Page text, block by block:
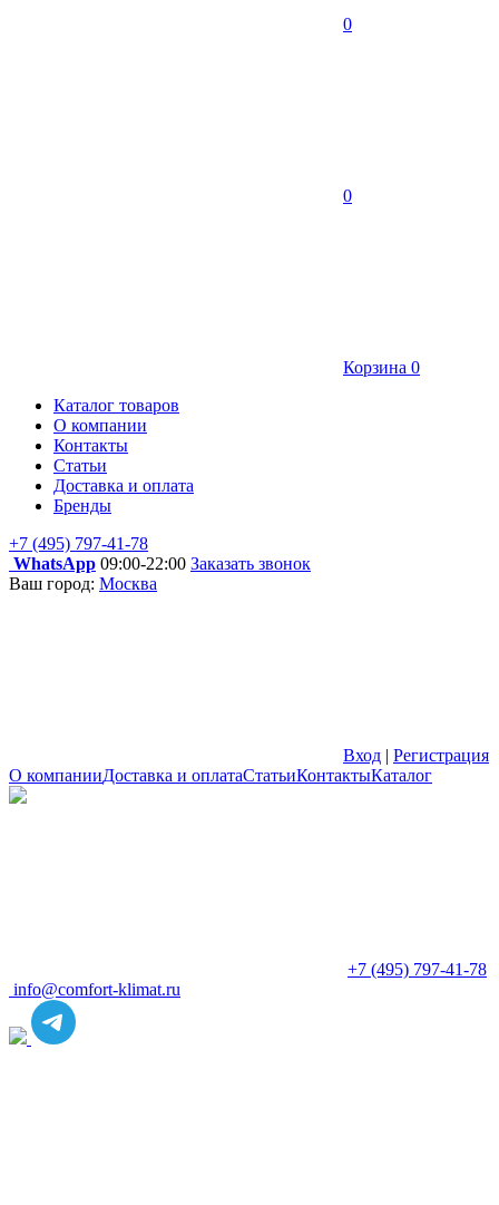
0
0
Корзина 0
Каталог товаров
О компании
Контакты
Статьи
Доставка и оплата
Бренды
+7 (495) 797-41-78
WhatsApp 09:00-22:00 Заказать звонок
Ваш город: Москва
Вход | Регистрация
О компанииДоставка и оплатаСтатьиКонтактыКаталог
+7 (495) 797-41-78
info@comfort-klimat.ru